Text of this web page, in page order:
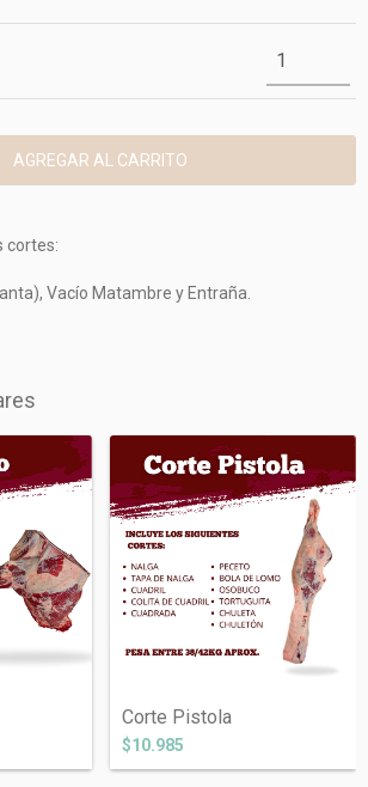
cortes:
Vacío Matambre y Entraña.
Corte Pistola
$10.985